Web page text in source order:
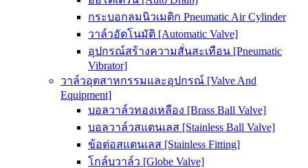
กระบอกลมนิวเมติก Pneumatic Air Cylinder
วาล์วอัตโนมัติ [Automatic Valve]
อุปกรณ์สร้างความสั่นสะเทือน [Pneumatic
Vibrator]
วาล์วอุตสาหกรรมและอุปกรณ์ [Valve And
Equipment]
บอลวาล์วทองเหลือง [Brass Ball Valve]
บอลวาล์วสแตนเลส [Stainless Ball Valve]
ข้อต่อสแตนเลส [Stainless Fitting]
โกล์บวาล์ว [Globe Valve]